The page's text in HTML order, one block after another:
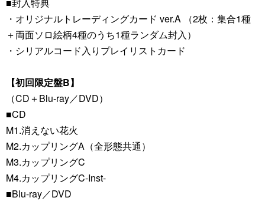
・オリジナルトレーディングカード ver.A （2枚：集合1種
＋両面ソロ絵柄4種のうち1種ランダム封入）
・シリアルコード入りプレイリストカード
【初回限定盤B】
（CD＋Blu-ray／DVD）
■CD
M1.消えない花火
M2.カップリングA（全形態共通）
M3.カップリングC
M4.カップリングC-Inst-
■Blu-ray／DVD